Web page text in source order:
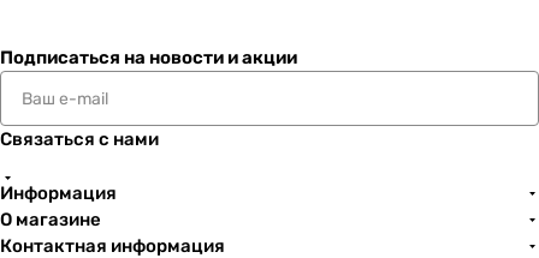
Подписаться на новости и акции
Связаться с нами
Информация
О магазине
Контактная информация